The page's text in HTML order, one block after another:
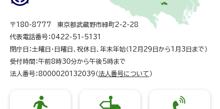
〒180-8777 東京都武蔵野市緑町2-2-28
代表電話番号：0422-51-5131
閉庁日：土曜日・日曜日、祝休日、年末年始（12月29日から1月3日まで）
受付時間：午前8時30分から午後5時まで
法人番号：8000020132039（ 法人番号について ）